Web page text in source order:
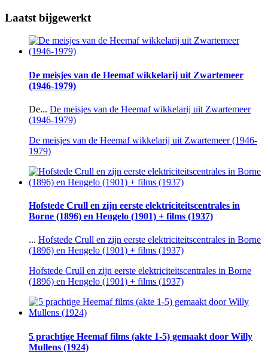
Laatst bijgewerkt
De meisjes van de Heemaf wikkelarij uit Zwartemeer
(1946-1979)
De... De meisjes van de Heemaf wikkelarij uit Zwartemeer
(1946-1979)
De meisjes van de Heemaf wikkelarij uit Zwartemeer (1946-
1979)
Hofstede Crull en zijn eerste elektriciteitscentrales in
Borne (1896) en Hengelo (1901) + films (1937)
... Hofstede Crull en zijn eerste elektriciteitscentrales in Borne
(1896) en Hengelo (1901) + films (1937)
Hofstede Crull en zijn eerste elektriciteitscentrales in Borne
(1896) en Hengelo (1901) + films (1937)
5 prachtige Heemaf films (akte 1-5) gemaakt door Willy
Mullens (1924)